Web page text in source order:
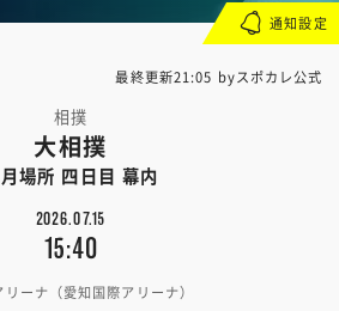
最終更新21:05 byスポカレ公式
相撲
大相撲
場所 四日目 幕内
2026.07.15
15:40
リーナ（愛知国際アリーナ）
通知設定